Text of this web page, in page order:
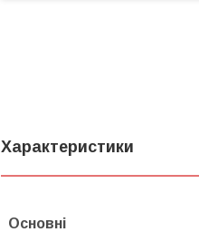
Характеристики
Основні